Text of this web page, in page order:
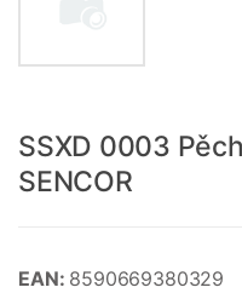
SSXD 0003
SENCOR
EAN: 8590669380329